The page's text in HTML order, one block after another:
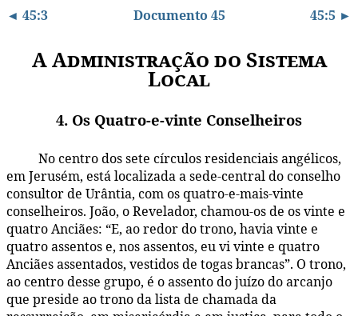
◄ 45:3 Documento 45 45:5 ►
A Administração do Sistema
Local
4. Os Quatro-e-vinte Conselheiros
No centro dos sete círculos residenciais angélicos,
em Jerusém, está localizada a sede-central do conselho
consultor de Urântia, com os quatro-e-mais-vinte
conselheiros. João, o Revelador, chamou-os de os vinte e
quatro Anciães: “E, ao redor do trono, havia vinte e
quatro assentos e, nos assentos, eu vi vinte e quatro
Anciães assentados, vestidos de togas brancas”. O trono,
ao centro desse grupo, é o assento do juízo do arcanjo
que preside ao trono da lista de chamada da